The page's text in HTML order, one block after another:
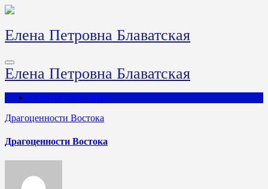
Перейти
содержимому
Елена Петровна Блаватская
Елена Петровна Блаватская
Главная Страница
Драгоценности Востока
Драгоценности Востока